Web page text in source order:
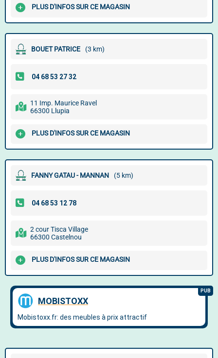
PLUS D'INFOS SUR CE MAGASIN
BOUET PATRICE (3 km)
11 Imp. Maurice Ravel
66300 Llupia
PLUS D'INFOS SUR CE MAGASIN
FANNY GATAU - MANNAN (5 km)
2 cour Tisca Village
66300 Castelnou
PLUS D'INFOS SUR CE MAGASIN